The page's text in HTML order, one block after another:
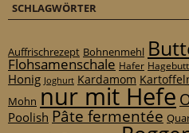
SCHLAGWÖRTER
Auffrischrezept Bohnenmehl
Flohsamenschale Hafer
Honig Joghurt Kardamom
Mohn nur mit Hefe
Poolish Pâte fermentée